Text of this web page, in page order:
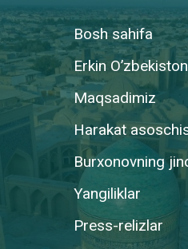
Bosh sahifa
Erkin O’zbekiston
Maqsadimiz
Harakat
Burxonovning
Yangiliklar
Press-relizlar